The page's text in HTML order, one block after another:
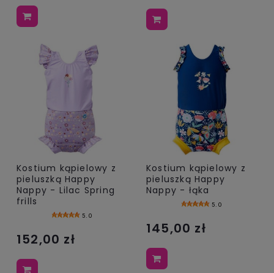
Kostium kąpielowy z
pieluszką Happy
Nappy - Lilac Spring
frills
5.0
152,00 zł
Kostium kąpielowy z
pieluszką Happy
Nappy - łąka
5.0
145,00 zł